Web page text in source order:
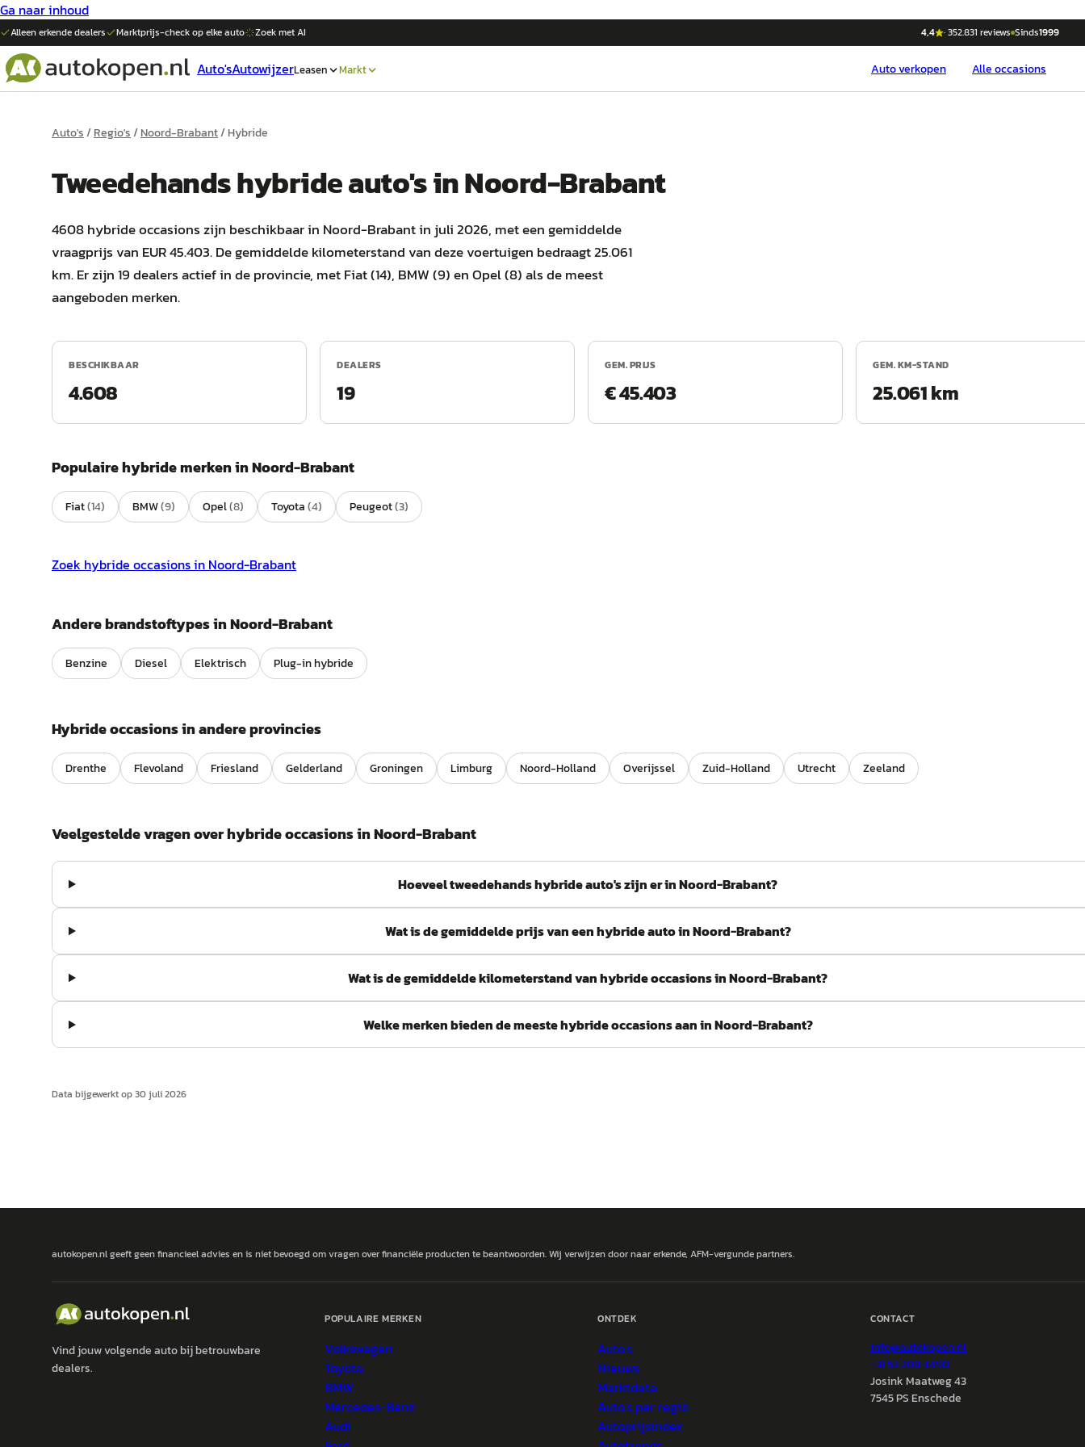
Ga naar inhoud
Alleen erkende dealers Marktprijs-check op elkeauto Zoek met AI 4,4 ·352.831 reviews Sinds1999
Auto'sAutowijzerLeasen Markt Autoverkopen Alle occasions
Auto's/Regio's/Noord-Brabant/Hybride
Tweedehandshybrideauto'sinNoord-Brabant
4608 hybride occasions zijn beschikbaar in Noord-Brabant in juli 2026, met een gemiddelde
vraagprijs van EUR 45.403. De gemiddelde kilometerstand van deze voertuigen bedraagt 25.061
km. Er zijn 19 dealers actief in de provincie, met Fiat (14), BMW (9) en Opel (8) als de meest
aangeboden merken.
BESCHIKBAAR
4.608
DEALERS
19
GEM. PRIJS
€ 45.403
GEM. KM-STAND
25.061 km
Populairehybridemerken inNoord-Brabant
Fiat(14) BMW(9) Opel(8) Toyota(4) Peugeot(3)
Zoek hybride occasions in Noord-Brabant
Andere brandstoftypes inNoord-Brabant
Benzine Diesel Elektrisch Plug-in hybride
Hybrideoccasions in andere provincies
Drenthe Flevoland Friesland Gelderland Groningen Limburg Noord-Holland Overijssel Zuid-Holland Utrecht Zeeland
Veelgestelde vragen overhybrideoccasions inNoord-Brabant
Hoeveel tweedehands hybride auto's zijn er in Noord-Brabant?
Wat is de gemiddelde prijs van een hybride auto in Noord-Brabant?
Wat is de gemiddelde kilometerstand van hybride occasions in Noord-Brabant?
Welke merken bieden de meeste hybride occasions aan in Noord-Brabant?
Data bijgewerkt op30 juli 2026
autokopen.nl geeft geen financieel advies en is niet bevoegd om vragen over financiële producten te beantwoorden. Wij verwijzen door naar erkende, AFM-vergunde partners.
Vind jouw volgende auto bij betrouwbare
dealers.
POPULAIRE MERKEN
Volkswagen
Toyota
BMW
Mercedes-Benz
Audi
ONTDEK
Auto's
Nieuws
Marktdata
Auto's per regio
Autoprijsindex
CONTACT
info@autokopen.nl
+31 53 208 4490
Josink Maatweg 43
7545 PS Enschede